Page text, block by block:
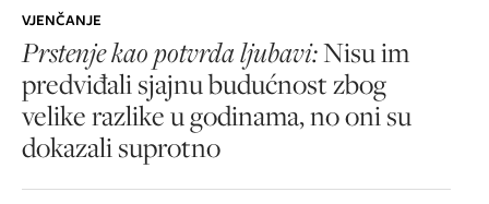
VJENČANJE
Prstenje kao potvrda ljubavi:Nisu im
predviđali sjajnu budućnost zbog
velike razlike u godinama, no oni su
dokazali suprotno